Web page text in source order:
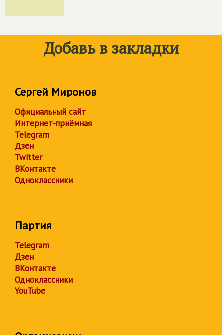
Добавь в закладки
Сергей Миронов
Официальный сайт
Интернет-приёмная
Telegram
Дзен
Twitter
ВКонтакте
Одноклассники
Партия
Telegram
Дзен
ВКонтакте
Одноклассники
YouTube